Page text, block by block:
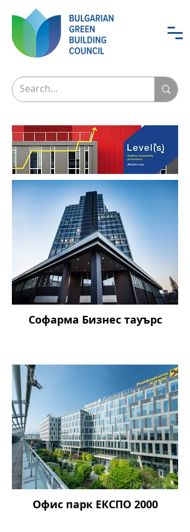
Софарма Бизнес тауърс
Офис парк ЕКСПО 2000